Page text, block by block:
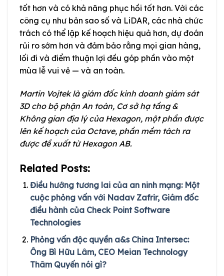
tốt hơn và có khả năng phục hồi tốt hơn. Với các
công cụ như bản sao số và LiDAR, các nhà chức
trách có thể lập kế hoạch hiệu quả hơn, dự đoán
rủi ro sớm hơn và đảm bảo rằng mọi gian hàng,
lối đi và điểm thuận lợi đều góp phần vào một
mùa lễ vui vẻ — và an toàn.
Martin Vojtek là giám đốc kinh doanh giám sát
3D cho bộ phận An toàn, Cơ sở hạ tầng &
Không gian địa lý của Hexagon, một phần được
lên kế hoạch của Octave, phần mềm tách ra
được đề xuất từ Hexagon AB.
Related Posts:
Điều hướng tương lai của an ninh mạng: Một
cuộc phỏng vấn với Nadav Zafrir, Giám đốc
điều hành của Check Point Software
Technologies
Phỏng vấn độc quyền a&s China Intersec:
Ông Bì Hữu Lâm, CEO Meian Technology
Thâm Quyến nói gì?